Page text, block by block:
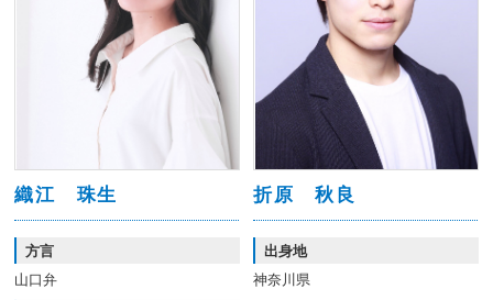
織江 珠生
方言
山口弁
折原 秋良
出身地
神奈川県